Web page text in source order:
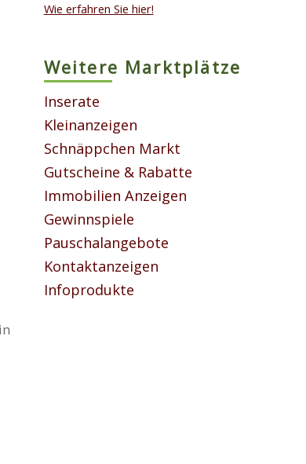
Wie erfahren Sie hier!
Weitere Marktplätze
Inserate
Kleinanzeigen
Schnäppchen Markt
Gutscheine & Rabatte
Immobilien Anzeigen
Gewinnspiele
Pauschalangebote
Kontaktanzeigen
Infoprodukte